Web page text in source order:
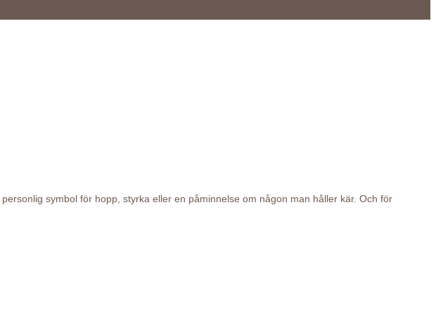
symbol för hopp, styrka eller en påminnelse om någon man håller kär. Och för